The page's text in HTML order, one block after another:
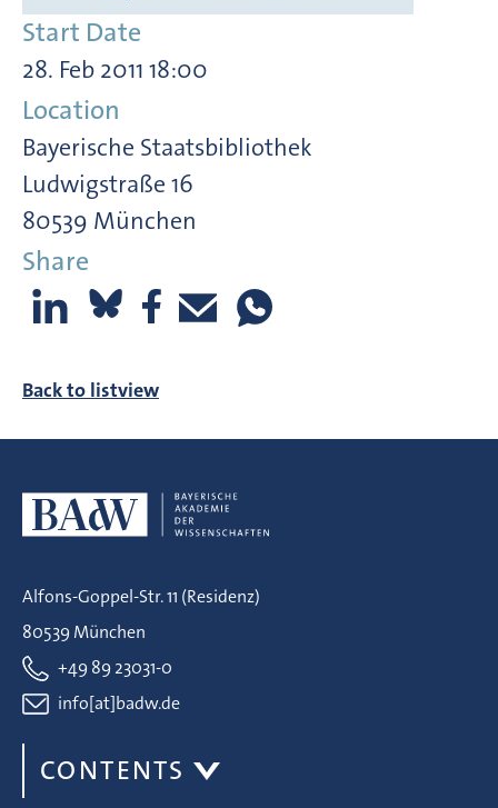
Start Date
28. Feb 2011 18:00
Location
Bayerische Staatsbibliothek
Ludwigstraße 16
80539 München
Share
Back to listview
Alfons-Goppel-Str. 11 (Residenz)
80539 München
+49 89 23031-0
info[at]badw.de
CONTENTS